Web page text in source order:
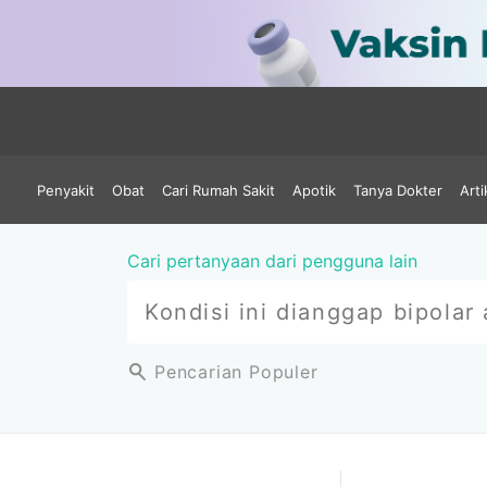
Penyakit Obat Cari Rumah Sakit Apotik Tanya Dokter
Cari pertanyaan dari pengguna lain
Pencarian Populer